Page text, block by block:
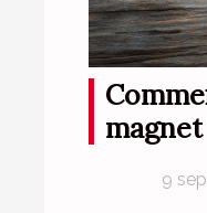
votre
9